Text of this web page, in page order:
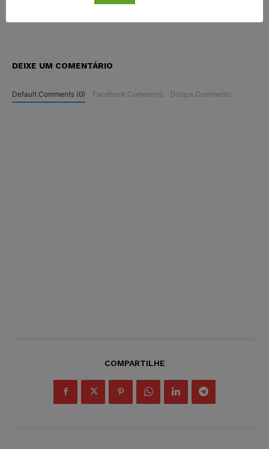
DEIXE UM COMENTÁRIO
Default Comments (0) Facebook Comments Disqus Comments
COMPARTILHE